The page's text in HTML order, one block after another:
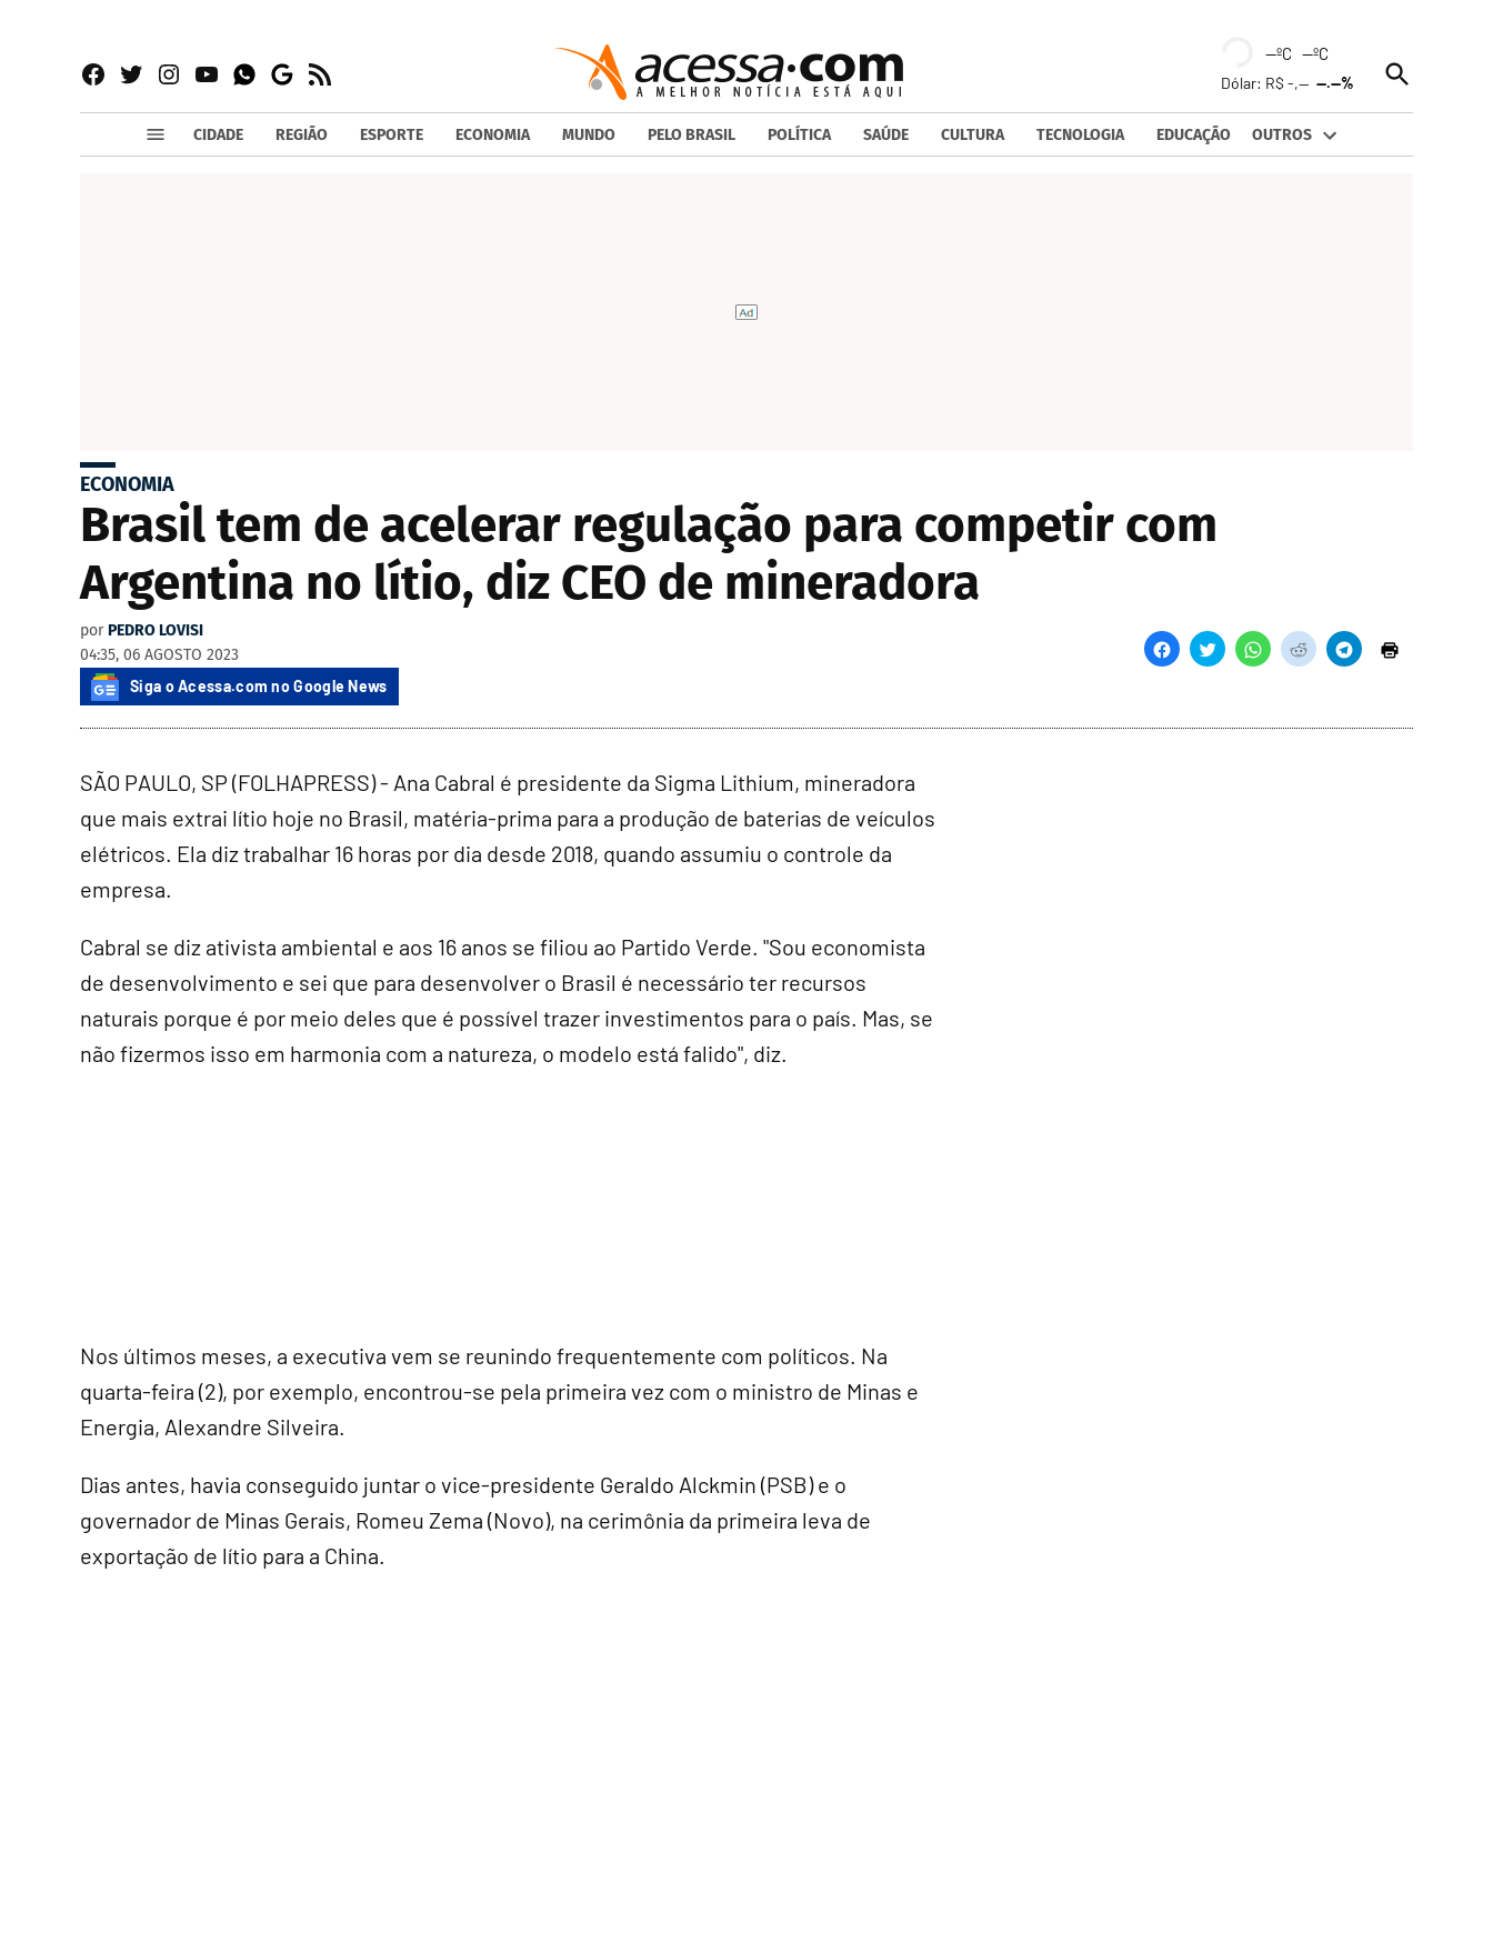
Facebook
TwitterInstagram
YouTubeWhatsapp
Google
News
RSS
--ºC --ºC
Dólar: R$ -,----.--%
Open
Search
CIDADE REGIÃO ESPORTE ECONOMIA MUNDO PELO BRASIL POLÍTICA SAÚDE CULTURA TECNOLOGIA EDUCAÇÃO OUTROS
ECONOMIA
Brasil tem de acelerar regulação para competir com
Argentina no lítio, diz CEO de mineradora
por PEDRO LOVISI
04:35, 06 AGOSTO 2023
Siga o Acessa.com no Google News
SÃO PAULO, SP (FOLHAPRESS) - Ana Cabral é presidente da Sigma Lithium, mineradora
que mais extrai lítio hoje no Brasil, matéria-prima para a produção de baterias de veículos
elétricos. Ela diz trabalhar 16 horas por dia desde 2018, quando assumiu o controle da
empresa.
Cabral se diz ativista ambiental e aos 16 anos se filiou ao Partido Verde. "Sou economista
de desenvolvimento e sei que para desenvolver o Brasil é necessário ter recursos
naturais porque é por meio deles que é possível trazer investimentos para o país. Mas, se
não fizermos isso em harmonia com a natureza, o modelo está falido", diz.
Nos últimos meses, a executiva vem se reunindo frequentemente com políticos. Na
quarta-feira (2), por exemplo, encontrou-se pela primeira vez com o ministro de Minas e
Energia, Alexandre Silveira.
Dias antes, havia conseguido juntar o vice-presidente Geraldo Alckmin (PSB) e o
governador de Minas Gerais, Romeu Zema (Novo), na cerimônia da primeira leva de
exportação de lítio para a China.